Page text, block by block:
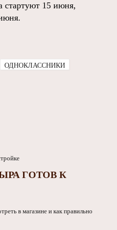
стартуют 15 июня,
ОДНОКЛАССНИКИ
ГОТОВ К